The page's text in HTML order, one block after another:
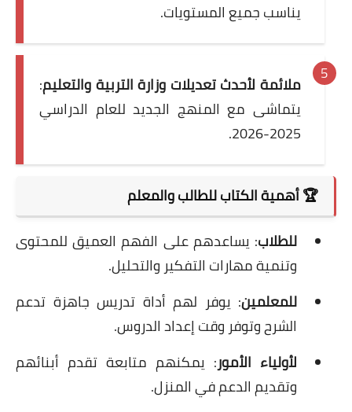
يناسب جميع المستويات.
ملائمة لأحدث تعديلات وزارة التربية والتعليم:
يتماشى مع المنهج الجديد للعام الدراسي
2025-2026.
🏆 أهمية الكتاب للطالب والمعلم
للطلاب: يساعدهم على الفهم العميق للمحتوى
وتنمية مهارات التفكير والتحليل.
للمعلمين: يوفر لهم أداة تدريس جاهزة تدعم
الشرح وتوفر وقت إعداد الدروس.
لأولياء الأمور: يمكنهم متابعة تقدم أبنائهم
وتقديم الدعم في المنزل.